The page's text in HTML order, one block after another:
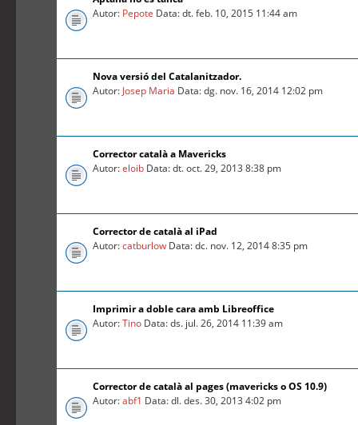
Autor: Pepote Data: dt. feb. 10, 2015 11:44 am
Nova versió del Catalanitzador.
Autor: Josep Maria Data: dg. nov. 16, 2014 12:02 pm
Corrector català a Mavericks
Autor:eloib Data: dt. oct. 29, 2013 8:38 pm
Corrector de català al iPad
Autor:catburlow Data: dc. nov. 12, 2014 8:35 pm
Imprimir a doble cara amb Libreoffice
Autor:Tino Data: ds. jul. 26, 2014 11:39 am
Corrector de català al pages (mavericks o OS 10.9)
Autor:abf1 Data: dl. des. 30, 2013 4:02 pm